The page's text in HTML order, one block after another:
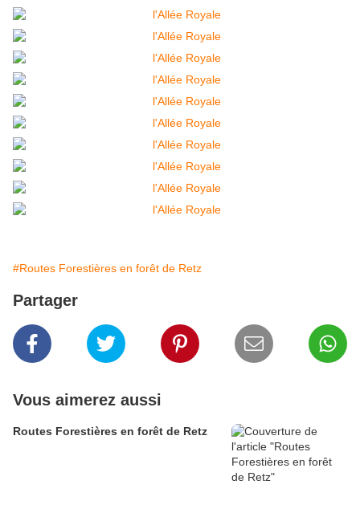
#Routes Forestières en forêt de Retz
Partager
Vous aimerez aussi
Routes Forestières en forêt de Retz